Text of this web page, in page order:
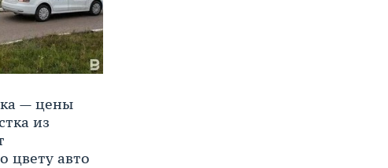
— цены
из
цвету авто